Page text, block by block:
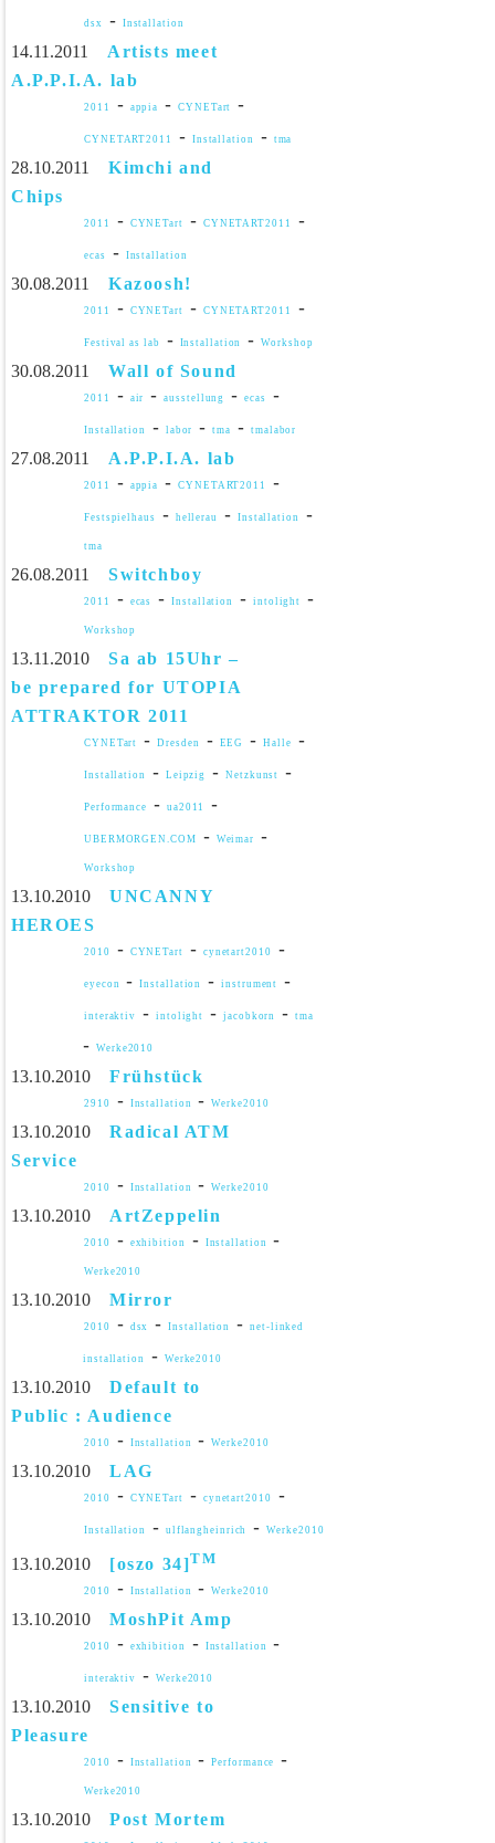
dsx - Installation
14.11.2011
Artists meet
A.P.P.I.A. lab
2011 - appia - CYNETart -
CYNETART2011 - Installation - tma
28.10.2011 Kimchi and
Chips
2011 - CYNETart - CYNETART2011 -
ecas - Installation
30.08.2011 Kazoosh!
2011 - CYNETart - CYNETART2011 -
Festival as lab - Installation - Workshop
30.08.2011 Wall of Sound
2011 - air - ausstellung - ecas -
Installation - labor - tma - tmalabor
27.08.2011 A.P.P.I.A. lab
2011 - appia - CYNETART2011 -
Festspielhaus - hellerau - Installation -
tma
26.08.2011 Switchboy
2011 - ecas - Installation - intolight -
Workshop
13.11.2010 Sa ab 15Uhr –
be prepared for UTOPIA
ATTRAKTOR 2011
CYNETart - Dresden - EEG - Halle -
Installation - Leipzig - Netzkunst -
Performance - ua2011 -
UBERMORGEN.COM - Weimar -
Workshop
13.10.2010 UNCANNY
HEROES
2010 - CYNETart - cynetart2010 -
eyecon - Installation - instrument -
interaktiv - intolight - jacobkorn - tma
- Werke2010
13.10.2010 Frühstück
2910 - Installation - Werke2010
13.10.2010 Radical ATM
Service
2010 - Installation - Werke2010
13.10.2010 ArtZeppelin
2010 - exhibition - Installation -
Werke2010
13.10.2010 Mirror
2010 - dsx - Installation - net-linked
installation - Werke2010
13.10.2010 Default to
Public : Audience
2010 - Installation - Werke2010
13.10.2010 LAG
2010 - CYNETart - cynetart2010 -
Installation - ulflangheinrich - Werke2010
13.10.2010 [oszo 34]TM
2010 - Installation - Werke2010
13.10.2010 MoshPit Amp
2010 - exhibition - Installation -
interaktiv - Werke2010
13.10.2010 Sensitive to
Pleasure
2010 - Installation - Performance -
Werke2010
13.10.2010 Post Mortem